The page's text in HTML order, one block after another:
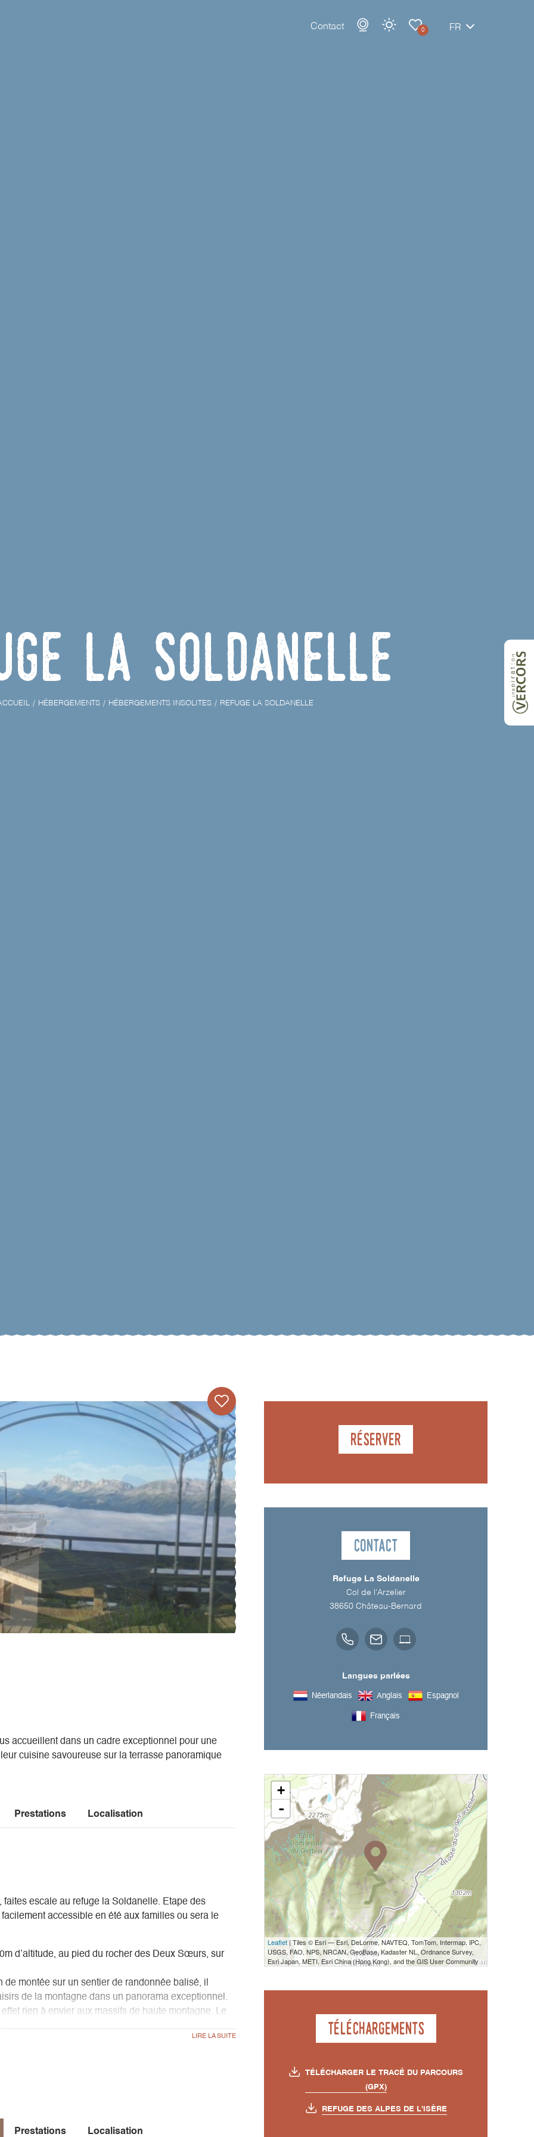
Contact 0 FR
La Soldanelle
HÉBERGEMENTS HÉBERGEMENTS INSOLITES REFUGE LA SOLDANELLE
accueillent dans un cadre exceptionnel pour une
cuisine savoureuse sur la terrasse panoramique
Prestations Localisation
escale au refuge la Soldanelle. Etape des
accessible en été aux familles ou sera le
d’altitude, au pied du rocher des Deux Sœurs, sur
montée sur un sentier de randonnée balisé, il
de la montagne dans un panorama exceptionnel.
rien à envier aux massifs de haute montagne. Le
Prestations Localisation
Réserver
Contact
Refuge La Soldanelle
Col de l'Arzelier
38650 Château-Bernard
Langues parlées
Néerlandais Anglais Espagnol
Français
+
-
Leaflet | Tiles © Esri — Esri, DeLorme, NAVTEQ, TomTom, Intermap, iPC,
USGS, FAO, NPS, NRCAN, GeoBase, Kadaster NL, Ordnance Survey,
Esri Japan, METI, Esri China (Hong Kong), and the GIS User Community
Téléchargements
TÉLÉCHARGER LE TRACÉ DU PARCOURS
(GPX)
REFUGE DES ALPES DE L'ISÈRE